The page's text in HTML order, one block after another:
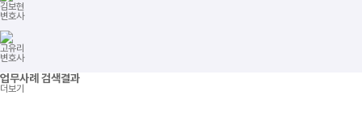
김보현
변호사
고유리
변호사
업무사례 검색결과
더보기